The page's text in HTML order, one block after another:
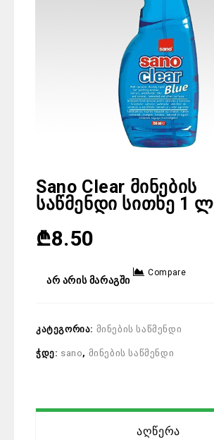
Sano Clear Მინების
Საწმენდი Სითხე 1 Ლ
₾8.50
არ არის მარაგში
Compare
კატეგორია: მინების საწმენდი
ჭდე: sano, მინების საწმენდი
Აღწერა